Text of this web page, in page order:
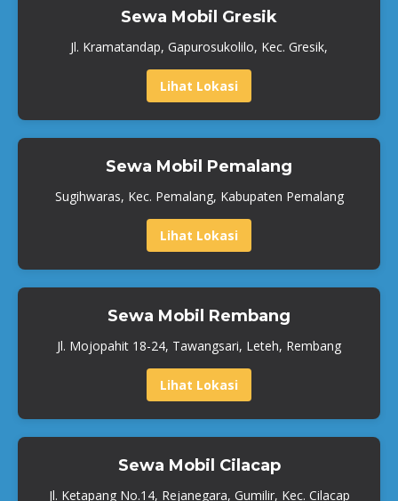
Sewa Mobil Gresik
Jl. Kramatandap, Gapurosukolilo, Kec. Gresik,
Lihat Lokasi
Sewa Mobil Pemalang
Sugihwaras, Kec. Pemalang, Kabupaten Pemalang
Lihat Lokasi
Sewa Mobil Rembang
Jl. Mojopahit 18-24, Tawangsari, Leteh, Rembang
Lihat Lokasi
Sewa Mobil Cilacap
Jl. Ketapang No.14, Rejanegara, Gumilir, Kec. Cilacap